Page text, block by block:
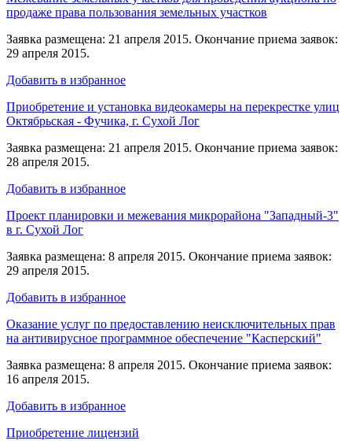
продаже права пользования земельных участков
Заявка размещена: 21 апреля 2015. Окончание приема заявок:
29 апреля 2015.
Добавить в избранное
Приобретение и установка видеокамеры на перекрестке улиц
Октябрьская - Фучика, г. Сухой Лог
Заявка размещена: 21 апреля 2015. Окончание приема заявок:
28 апреля 2015.
Добавить в избранное
Проект планировки и межевания микрорайона "Западный-3"
в г. Сухой Лог
Заявка размещена: 8 апреля 2015. Окончание приема заявок:
29 апреля 2015.
Добавить в избранное
Оказание услуг по предоставлению неисключительных прав
на антивирусное программное обеспечение "Касперский"
Заявка размещена: 8 апреля 2015. Окончание приема заявок:
16 апреля 2015.
Добавить в избранное
Приобретение лицензий